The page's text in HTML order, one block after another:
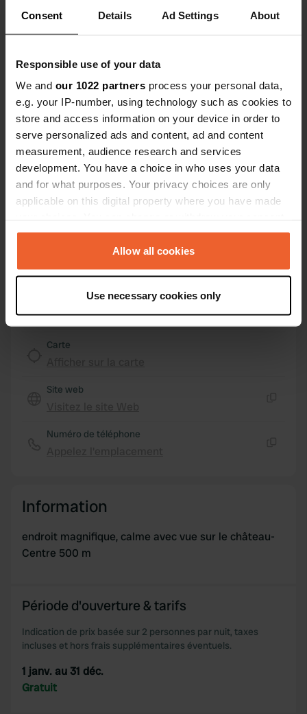
Consent Details Ad Settings About
Responsible use of your data
We and our 1022 partners process your personal data,
e.g. your IP-number, using technology such as cookies to
store and access information on your device in order to
serve personalized ads and content, ad and content
measurement, audience research and services
development. You have a choice in who uses your data
and for what purposes. Your privacy choices are only
applicable on this digital property where you have made
any time from the Cookie Declaration or by clicking on
the Privacy trigger icon.
Collect information about your geographical location
which can be accurate to within several meters
specific characteristics (fingerprinting)
and set your preferences in the
provide social media features and to analyse our traffic.
provided to them or that they’ve collected from your use
Allow all cookies
Use necessary cookies only
Contact
Coupiac, France
Coordonnées
43° 57' 7" N 2° 35' 4" E
Copie
Copie
Copie
PRO+
pour toutes les coordonnées
Carte
Site web
Numéro de téléphone
Information
endroit magnifique, calme avec vue sur le château-
Centre 500 m
Période d'ouverture & tarifs
Indication de prix basée sur 2 personnes par nuit, taxes
incluses et hors frais supplémentaires éventuels.
1 janv. au 31 déc.
Gratuit